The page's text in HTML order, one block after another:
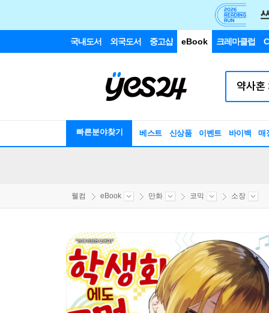
국내도서 외국도서 중고샵 eBook 크레마클럽
빠른분야찾기 베스트 신상품 이벤트 바이백 매
웰컴 eBook 만화 코믹 소장